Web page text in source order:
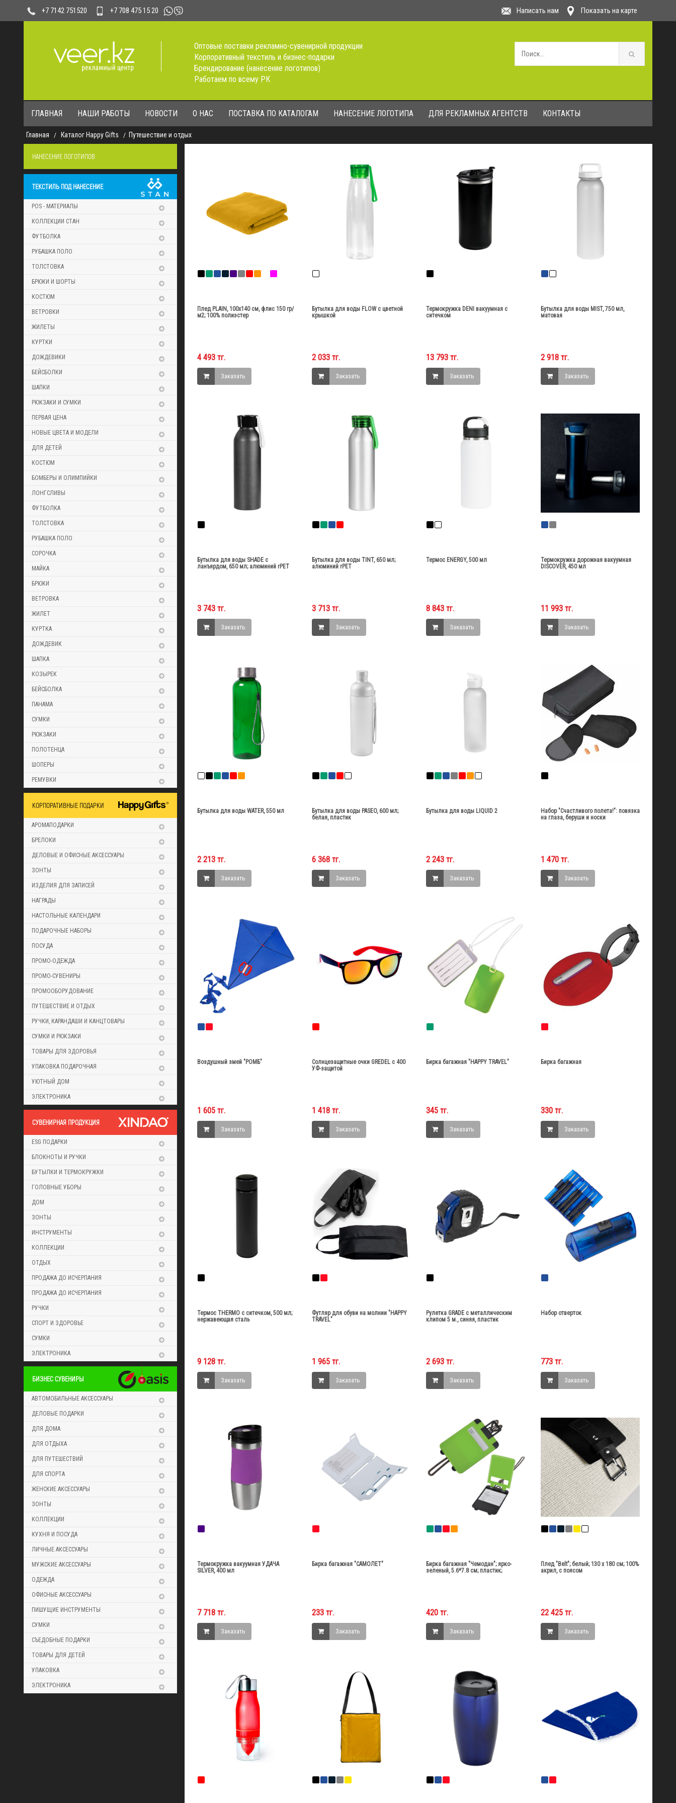
+7 7142 751520 +7 708 475 15 20 Написать нам Показать на карте
Оптовые поставки рекламно-сувенирной продукции
Корпоративный текстиль и бизнес-подарки
Брендирование (нанесение логотипов)
Работаем по всему РК
ГЛАВНАЯ НАШИ РАБОТЫ НОВОСТИ О НАС ПОСТАВКА ПО КАТАЛОГАМ НАНЕСЕНИЕ ЛОГОТИПА ДЛЯ РЕКЛАМНЫХ АГЕНТСТВ КОНТАКТЫ
Главная Каталог Happy Gifts Путешествие и отдых
НАНЕСЕНИЕ ЛОГОТИПОВ
ТЕКСТИЛЬ ПОД НАНЕСЕНИЕ
POS - МАТЕРИАЛЫ
КОЛЛЕКЦИИ СТАН
ФУТБОЛКА
РУБАШКА ПОЛО
ТОЛСТОВКА
БРЮКИ И ШОРТЫ
КОСТЮМ
ВЕТРОВКИ
ЖИЛЕТЫ
КУРТКИ
ДОЖДЕВИКИ
БЕЙСБОЛКИ
ШАПКИ
РЮКЗАКИ И СУМКИ
ПЕРВАЯ ЦЕНА
НОВЫЕ ЦВЕТА И МОДЕЛИ
ДЛЯ ДЕТЕЙ
КОСТЮМ
БОМБЕРЫ И ОЛИМПИЙКИ
ЛОНГСЛИВЫ
ФУТБОЛКА
ТОЛСТОВКА
РУБАШКА ПОЛО
СОРОЧКА
МАЙКА
БРЮКИ
ВЕТРОВКА
ЖИЛЕТ
КУРТКА
ДОЖДЕВИК
ШАПКА
КОЗЫРЕК
БЕЙСБОЛКА
ПАНАМА
СУМКИ
РЮКЗАКИ
ПОЛОТЕНЦА
ШОПЕРЫ
РЕМУВКИ
КОРПОРАТИВНЫЕ ПОДАРКИ
АРОМАПОДАРКИ
БРЕЛОКИ
ДЕЛОВЫЕ И ОФИСНЫЕ АКСЕССУАРЫ
ЗОНТЫ
ИЗДЕЛИЯ ДЛЯ ЗАПИСЕЙ
НАГРАДЫ
НАСТОЛЬНЫЕ КАЛЕНДАРИ
ПОДАРОЧНЫЕ НАБОРЫ
ПОСУДА
ПРОМО-ОДЕЖДА
ПРОМО-СУВЕНИРЫ
ПРОМООБОРУДОВАНИЕ
ПУТЕШЕСТВИЕ И ОТДЫХ
РУЧКИ, КАРАНДАШИ И КАНЦТОВАРЫ
СУМКИ И РЮКЗАКИ
ТОВАРЫ ДЛЯ ЗДОРОВЬЯ
УПАКОВКА ПОДАРОЧНАЯ
УЮТНЫЙ ДОМ
ЭЛЕКТРОНИКА
CУВЕНИРНАЯ ПРОДУКЦИЯ
ESG ПОДАРКИ
БЛОКНОТЫ И РУЧКИ
БУТЫЛКИ И ТЕРМОКРУЖКИ
ГОЛОВНЫЕ УБОРЫ
ДОМ
ЗОНТЫ
ИНСТРУМЕНТЫ
КОЛЛЕКЦИИ
ОТДЫХ
ПРОДАЖА ДО ИСЧЕРПАНИЯ
ПРОДАЖА ДО ИСЧЕРПАНИЯ
РУЧКИ
СПОРТ И ЗДОРОВЬЕ
СУМКИ
ЭЛЕКТРОНИКА
БИЗНЕС СУВЕНИРЫ
АВТОМОБИЛЬНЫЕ АКСЕССУАРЫ
ДЕЛОВЫЕ ПОДАРКИ
ДЛЯ ДОМА
ДЛЯ ОТДЫХА
ДЛЯ ПУТЕШЕСТВИЙ
ДЛЯ СПОРТА
ЖЕНСКИЕ АКСЕССУАРЫ
ЗОНТЫ
КОЛЛЕКЦИИ
КУХНЯ И ПОСУДА
ЛИЧНЫЕ АКСЕССУАРЫ
МУЖСКИЕ АКСЕССУАРЫ
ОДЕЖДА
ОФИСНЫЕ АКСЕССУАРЫ
ПИШУЩИЕ ИНСТРУМЕНТЫ
СУМКИ
СЪЕДОБНЫЕ ПОДАРКИ
ТОВАРЫ ДЛЯ ДЕТЕЙ
УПАКОВКА
ЭЛЕКТРОНИКА
Плед PLAIN, 100х140 см, флис 150 гр/
м2; 100% полиэстер
4 493 тг.
Заказать
Бутылка для воды FLOW с цветной
крышкой
2 033 тг.
Заказать
Термокружка DENI вакуумная с
ситечком
13 793 тг.
Заказать
Бутылка для воды MIST, 750 мл,
матовая
2 918 тг.
Заказать
Бутылка для воды SHADE с
ланъярдом, 650 мл; алюминий rPET
3 743 тг.
Заказать
Бутылка для воды TINT, 650 мл;
алюминий rPET
3 713 тг.
Заказать
Термос ENERGY, 500 мл
8 843 тг.
Заказать
Термокружка дорожная вакуумная
DISCOVER, 450 мл
11 993 тг.
Заказать
Бутылка для воды WATER, 550 мл
2 213 тг.
Заказать
Бутылка для воды PASEO, 600 мл;
белая, пластик
6 368 тг.
Заказать
Бутылка для воды LIQUID 2
2 243 тг.
Заказать
Набор "Счастливого полета!": повязка
на глаза, беруши и носки
1 470 тг.
Заказать
Воздушный змей "РОМБ"
1 605 тг.
Заказать
Солнцезащитные очки GREDEL c 400
УФ-защитой
1 418 тг.
Заказать
Бирка багажная "HAPPY TRAVEL"
345 тг.
Заказать
Бирка багажная
330 тг.
Заказать
Термос THERMO с ситечком, 500 мл;
нержавеющая сталь
9 128 тг.
Заказать
Футляр для обуви на молнии "HAPPY
TRAVEL"
1 965 тг.
Заказать
Рулетка GRADE с металлическим
клипом 5 м., синяя, пластик
2 693 тг.
Заказать
Набор отверток
773 тг.
Заказать
Термокружка вакуумная УДАЧА
SILVER, 400 мл
7 718 тг.
Заказать
Бирка багажная "САМОЛЕТ"
233 тг.
Заказать
Бирка багажная "Чемодан"; ярко-
зеленый, 5.6*7.8 см; пластик;
420 тг.
Заказать
Плед "Belt"; белый; 130 х 180 см; 100%
акрил, с поясом
22 425 тг.
Заказать